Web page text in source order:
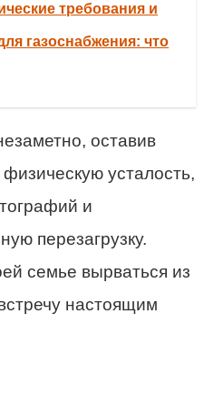
требования и
газоснабжения: что
оставив
усталость,
и
перезагрузку.
семье вырваться из
настоящим